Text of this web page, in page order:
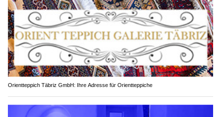
Orientteppich Täbriz GmbH: Ihre Adresse für Orientteppiche